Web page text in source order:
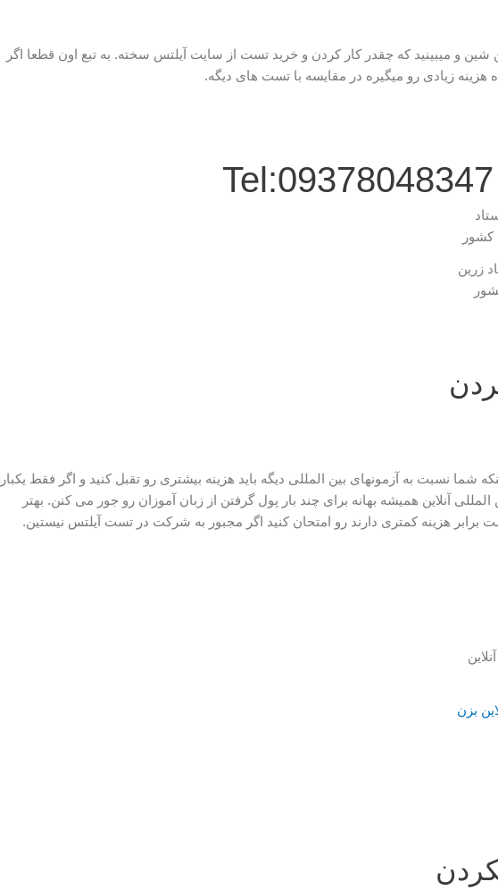
شین و میبینید که چقدر کار کردن و خرید تست از سایت آیلتس سخته. به تبع اون قطعا اگر
هزینه زیادی رو میگیره در مقایسه با تست های دیگه.
Tel:09378048347
زرین
شما نسبت به آزمونهای بین المللی دیگه باید هزینه بیشتری رو تقبل کنید و اگر فقط یکبار
المللی آنلاین همیشه بهانه برای چند بار پول گرفتن از زبان آموزان رو جور می کنن. بهتر
برابر هزینه کمتری دارند رو امتحان کنید اگر مجبور به شرکت در تست آیلتس نیستین.
در 4 قسط آنلاین بزن